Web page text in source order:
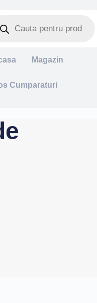
Magazin
Cumparaturi